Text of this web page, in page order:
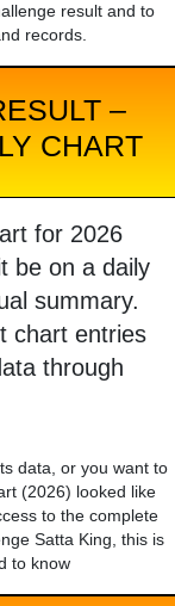
result and to
records.
–
CHART
for 2026
be on a daily
summary.
chart entries
through
data, or you want to
(2026) looked like
to the complete
Satta King, this is
to know